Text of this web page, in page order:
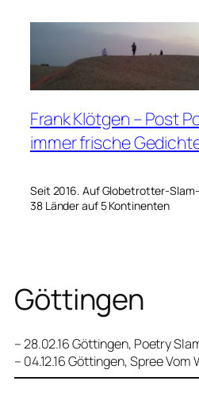
Frank Klötgen – Post
immer frische
Seit 2016. Auf Globetrotter-
38 Länder auf 5 Kontinenten
Göttingen
– 28.02.16 Göttingen, Poetry
– 04.12.16 Göttingen, Spree Vom